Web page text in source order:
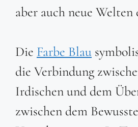
aber auch neue
Die Farbe Blau
die Verbindung
Irdischen und dem
zwischen dem